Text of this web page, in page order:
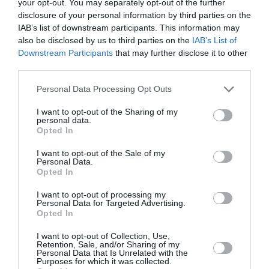
your opt-out. You may separately opt-out of the further
disclosure of your personal information by third parties on the
IAB’s list of downstream participants. This information may
also be disclosed by us to third parties on the IAB’s List of
Downstream Participants that may further disclose it to other
Personal Data Processing Opt Outs
I want to opt-out of the Sharing of my
personal data.
Opted In
I want to opt-out of the Sale of my
Personal Data.
Opted In
I want to opt-out of processing my
Personal Data for Targeted Advertising.
Opted In
I want to opt-out of Collection, Use,
Retention, Sale, and/or Sharing of my
Personal Data that Is Unrelated with the
Purposes for which it was collected.
care astfel au parte de încrederea lor, cele care le fac
să cadă în capcană". De obicei, însă, trec multe luni
înainte ca o femeie să reuşească să scape şi în
unele cazuri trec ani.Vârsta medie a victimelor este
de 18-25 de ani, însă se întâmplă să fie recrutate şi
victime ale traficlui identificate. O dată care ar părea
şi 1.240 în 2008. Însă potrivit operatoarelor aceste
cifre nu reflectă realitatea.
În orice caz, un lucru este cert: Italia este prima
prostitueze. "Acest lucru se întâmplă atât pentru că
sunt cele mai cerute, cât şi pentru că unui român îi